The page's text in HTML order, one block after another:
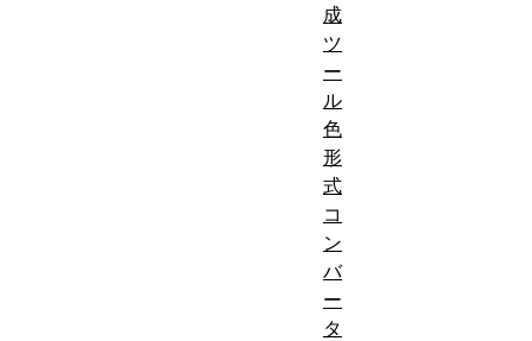
成
ツ
ー
ル
色
形
式
コ
ン
バ
ー
タ